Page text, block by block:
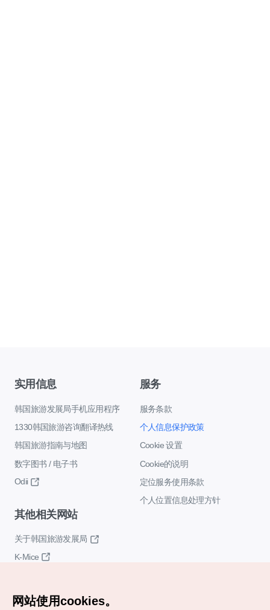
实用信息
韩国旅游发展局手机应用程序
1330韩国旅游咨询翻译热线
韩国旅游指南与地图
数字图书 / 电子书
Odii
服务
服务条款
个人信息保护政策
Cookie 设置
Cookie的说明
定位服务使用条款
个人位置信息处理方针
其他相关网站
关于韩国旅游发展局
K-Mice
网站使用cookies。